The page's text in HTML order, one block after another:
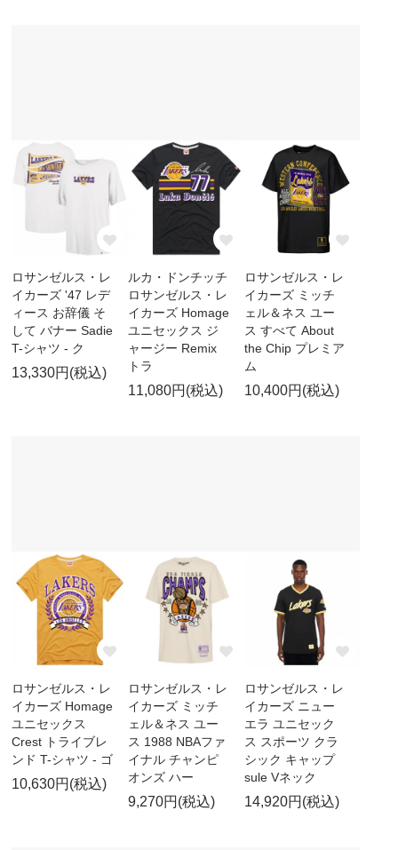
ロサンゼルス・レ
イカーズ '47 レデ
ィース お辞儀 そ
して バナー Sadie
T-シャツ - ク
13,330円(税込)
ルカ・ドンチッチ
ロサンゼルス・レ
イカーズ Homage
ユニセックス ジ
ャージー Remix
トラ
11,080円(税込)
ロサンゼルス・レ
イカーズ ミッチ
ェル＆ネス ユー
ス すべて About
the Chip プレミア
ム
10,400円(税込)
ロサンゼルス・レ
イカーズ Homage
ユニセックス
Crest トライブレ
ンド T-シャツ - ゴ
10,630円(税込)
ロサンゼルス・レ
イカーズ ミッチ
ェル＆ネス ユー
ス 1988 NBAファ
イナル チャンピ
オンズ ハー
9,270円(税込)
ロサンゼルス・レ
イカーズ ニュー
エラ ユニセック
ス スポーツ クラ
シック キャップ
sule Vネック
14,920円(税込)